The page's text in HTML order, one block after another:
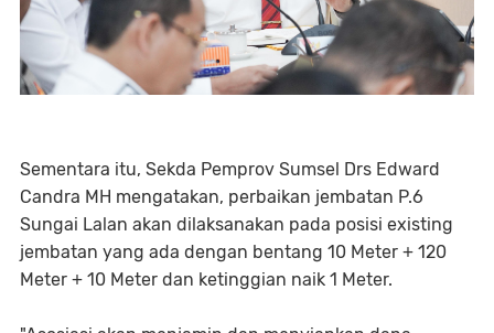
Sementara itu, Sekda Pemprov Sumsel Drs Edward
Candra MH mengatakan, perbaikan jembatan P.6
Sungai Lalan akan dilaksanakan pada posisi existing
jembatan yang ada dengan bentang 10 Meter + 120
Meter + 10 Meter dan ketinggian naik 1 Meter.